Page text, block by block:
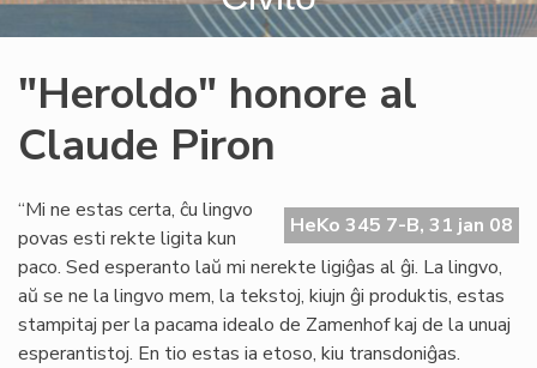
"Heroldo" honore al
Claude Piron
HeKo 345 7-B, 31 jan 08
“Mi ne estas certa, ĉu lingvo
povas esti rekte ligita kun
paco. Sed esperanto laŭ mi nerekte ligiĝas al ĝi. La lingvo,
aŭ se ne la lingvo mem, la tekstoj, kiujn ĝi produktis, estas
stampitaj per la pacama idealo de Zamenhof kaj de la unuaj
esperantistoj. En tio estas ia etoso, kiu transdoniĝas.